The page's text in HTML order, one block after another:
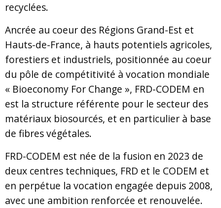
recyclées.
Ancrée au coeur des Régions Grand-Est et
Hauts-de-France, à hauts potentiels agricoles,
forestiers et industriels, positionnée au coeur
du pôle de compétitivité à vocation mondiale
« Bioeconomy For Change », FRD-CODEM en
est la structure référente pour le secteur des
matériaux biosourcés, et en particulier à base
de fibres végétales.
FRD-CODEM est née de la fusion en 2023 de
deux centres techniques, FRD et le CODEM et
en perpétue la vocation engagée depuis 2008,
avec une ambition renforcée et renouvelée.